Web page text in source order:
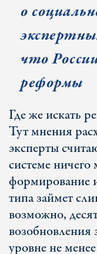
о
что
реформы
Где же искать
Тут мнения
эксперты
системе
формирование
типа займет
возможно,
возобновления
уровне не